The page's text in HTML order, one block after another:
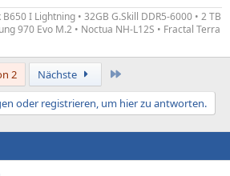
B650 I Lightning • 32GB G.Skill DDR5-6000 • 2 TB
970 Evo M.2 • Noctua NH-L12S • Fractal Terra
2 Nächste
oder registrieren, um hier zu antworten.